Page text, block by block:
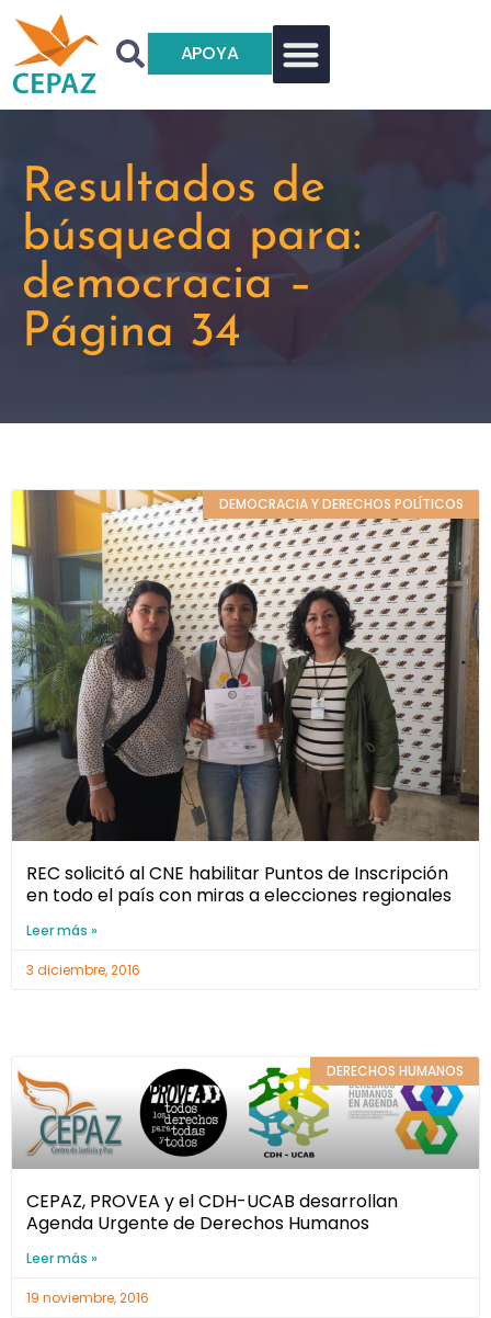
APOYA
Resultados de
búsqueda para:
democracia –
Página 34
DEMOCRACIA Y DERECHOS POLÍTICOS
REC solicitó al CNE habilitar Puntos de Inscripción
en todo el país con miras a elecciones regionales
Leer más »
3 diciembre, 2016
DERECHOS HUMANOS
CEPAZ, PROVEA y el CDH-UCAB desarrollan
Agenda Urgente de Derechos Humanos
Leer más »
19 noviembre, 2016